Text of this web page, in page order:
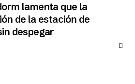
lamenta que la
de la estación de
despegar